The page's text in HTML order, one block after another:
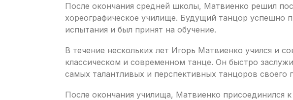
После окончания средней школы, Матвиенко решил
хореографическое училище. Будущий танцор успешно
испытания и был принят на обучение.
В течение нескольких лет Игорь Матвиенко учился и
классическом и современном танце. Он быстро
самых талантливых и перспективных танцоров своего
После окончания училища, Матвиенко присоединился